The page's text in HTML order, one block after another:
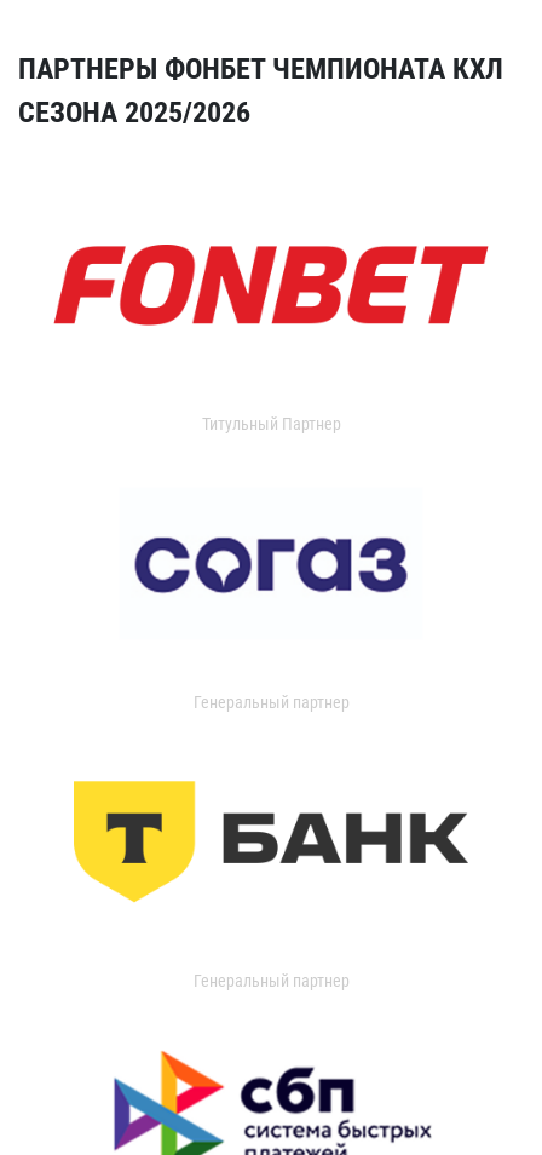
ПАРТНЕРЫ ФОНБЕТ ЧЕМПИОНАТА КХЛ
СЕЗОНА 2025/2026
Титульный Партнер
Генеральный партнер
Генеральный партнер